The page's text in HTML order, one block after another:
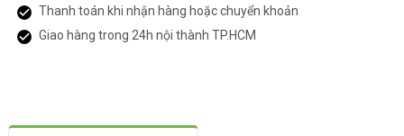
Thanh toán khi nhận hàng hoặc chuyển khoản
Giao hàng trong 24h nội thành TP.HCM